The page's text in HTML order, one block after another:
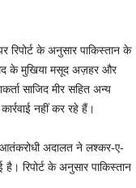
रिपोर्ट के अनुसार पाकिस्‍तान के
के मुखिया मसूद अज़हर और
साजिद मीर सहित अन्‍य
नहीं कर रहे हैं।
आतंकरोधी अदालत ने लश्‍कर-ए-
रिपोर्ट के अनुसार पाकिस्‍तान